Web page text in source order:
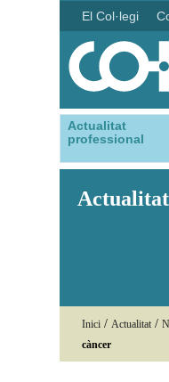
El Col·legi
Actualitat
professional
Actualitat
Inici / Actualitat /
càncer